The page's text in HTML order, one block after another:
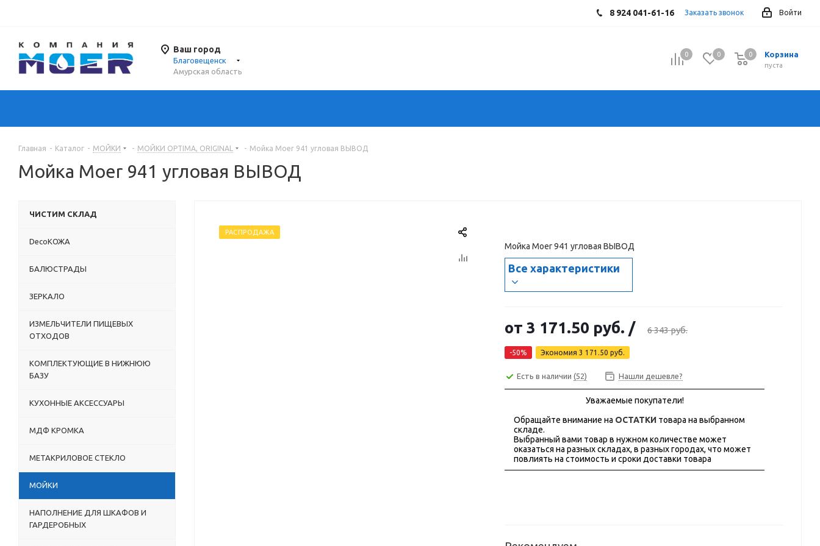
Войти
8 924 041-61-16 Заказать звонок
Ваш город
Благовещенск
Амурская область
0 0 Корзина
0
пуста
0
Главная - Каталог - МОЙКИ - МОЙКИ OPTIMA, ORIGINAL - Мойка Moer 941 угловая ВЫВОД
Мойка Moer 941 угловая ВЫВОД
РАСПРОДАЖА
Мойка Moer 941 угловая ВЫВОД
Все характеристики
от 3 171.50 руб. / 6 343 руб.
-50% Экономия 3 171.50 руб.
Есть в наличии (52) Нашли дешевле?
Уважаемые покупатели!
Обращайте внимание на ОСТАТКИ товара на выбранном
складе.
Выбранный вами товар в нужном количестве может
оказаться на разных складах, в разных городах, что может
повлиять на стоимость и сроки доставки товара
ЧИСТИМ СКЛАД
DecoКОЖА
БАЛЮСТРАДЫ
ЗЕРКАЛО
ИЗМЕЛЬЧИТЕЛИ ПИЩЕВЫХ
ОТХОДОВ
КОМПЛЕКТУЮЩИЕ В НИЖНЮЮ
БАЗУ
КУХОННЫЕ АКСЕССУАРЫ
МДФ КРОМКА
МЕТАКРИЛОВОЕ СТЕКЛО
МОЙКИ
НАПОЛНЕНИЕ ДЛЯ ШКАФОВ И
ГАРДЕРОБНЫХ